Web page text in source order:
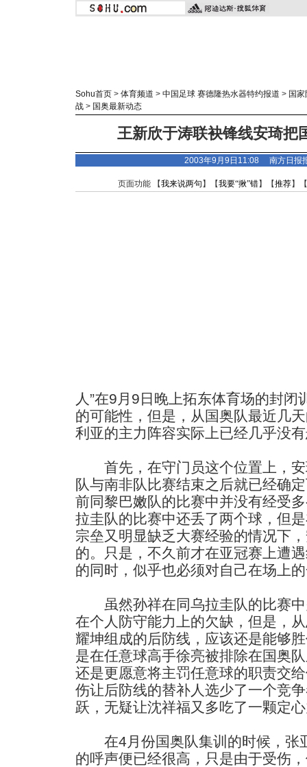
Sohu首页 > 体育频道 > 中国足球 赛德隆热水器特约报道 > 国家
战 > 国奥最新动态
王新欣于涛联袂锋线安琦把
2003年9月9日11:08 南方日报
页面功能 【我来说两句 】【我要“揪”错】【推荐】
人”在9月9日晚上拓东体育场的封
的可能性，但是，从国奥队最近几
利亚的主力阵容实际上已经几乎没
首先，在守门员这个位置上，安
队与南非队比赛结束之后就已经确
前同黎巴嫩队的比赛中并没有经受
拉圭队的比赛中还丢了两个球，但
宗垒又明显缺乏大赛经验的情况下
的。只是，不久前才在亚冠赛上遭
的同时，似乎也必须对自己在场上
虽然孙祥在同乌拉圭队的比赛中
在个人防守能力上的欠缺，但是，
耀坤组成的后防线，应该还是能够
是在任意球高手徐亮被排除在国奥
还是更愿意将主罚任意球的职责交
伤让后防线的替补人选少了一个竞
跃，无疑让沈祥福又多吃了一颗定
在4月份国奥队集训的时候，张
的呼声便已经很高，只是由于受伤